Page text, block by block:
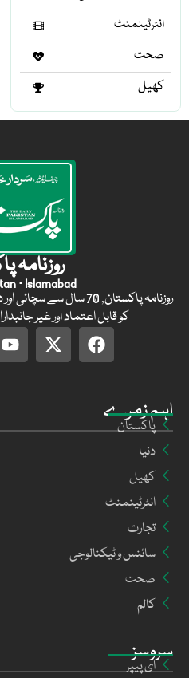
انٹرٹینمنٹ
صحت
کھیل
سروسز
ای پیپر
اہم زمرے
پاکستان
دنیا
کھیل
انٹرٹینمنٹ
تجارت
سائنس و ٹیکنالوجی
صحت
کالم
روزنامہ
· Islamabad
روزنامہ پاکستان, 70 سال
کو قابل اعتماد اور غیر